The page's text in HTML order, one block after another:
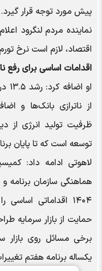
پیش مورد توجه قرار گیرد.
اقتصاد، لازم است نرخ تورم به زیر ۱۰
اقدامات اساسی برای رفع
ظرفیت تولید انرژی از
توسعه است که تا پایان
لاهوتی ادامه داد:
هماهنگی سازمان برنامه
۱۴۰۴ اقداماتی
حمایت از بازار سرمایه
برخی مسائل روی بازار
یکساله برنامه هفتم